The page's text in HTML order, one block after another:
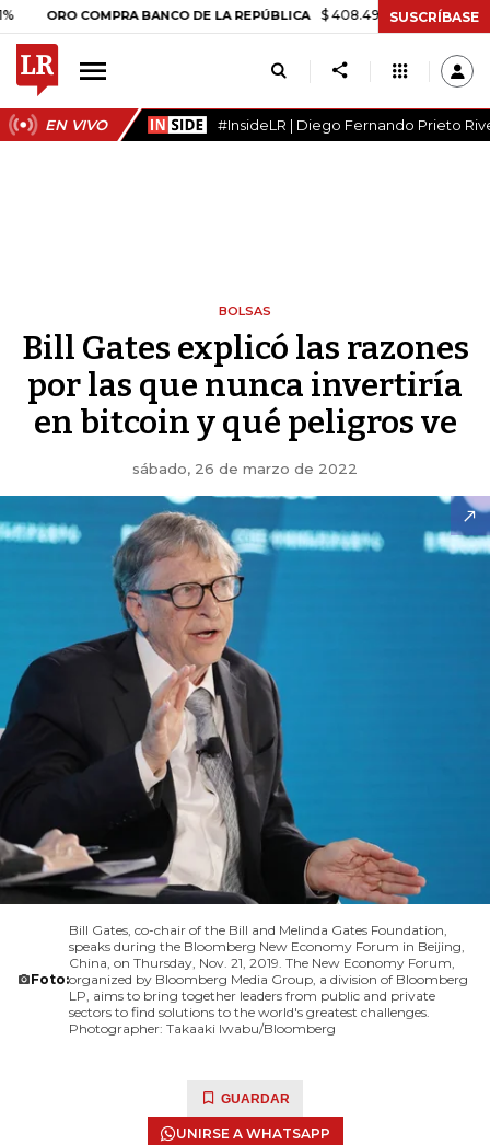
ORO COMPRA BANCO DE LA REPÚBLICA $ 408.498,97 +$ 8.753,81
SUSCRÍBASE
EN VIVO #InsideLR | Diego Fernando Prieto
BOLSAS
Bill Gates explicó las razones
por las que nunca invertiría
en bitcoin y qué peligros ve
sábado, 26 de marzo de 2022
Foto:
Bill Gates, co-chair of the Bill and Melinda Gates Foundation,
speaks during the Bloomberg New Economy Forum in Beijing,
China, on Thursday, Nov. 21, 2019. The New Economy Forum,
organized by Bloomberg Media Group, a division of Bloomberg
LP, aims to bring together leaders from public and private
sectors to find solutions to the world's greatest challenges.
Photographer: Takaaki Iwabu/Bloomberg
GUARDAR
UNIRSE A WHATSAPP